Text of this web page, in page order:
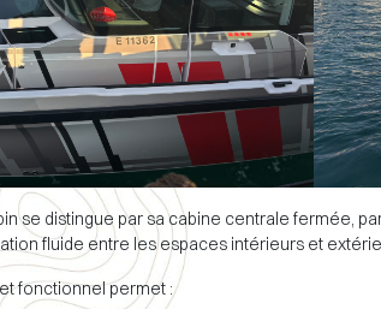
se distingue par sa cabine centrale
fluide entre les espaces intérieurs et
fonctionnel permet :